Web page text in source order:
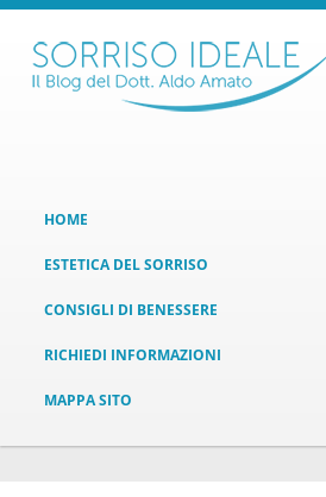
HOME
ESTETICA DEL SORRISO
CONSIGLI DI BENESSERE
RICHIEDI INFORMAZIONI
MAPPA SITO